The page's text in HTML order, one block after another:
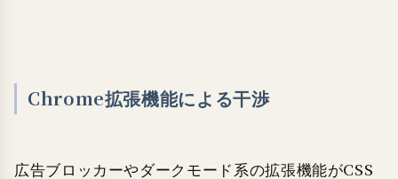
Chrome拡張機能による干渉
広告ブロッカーやダークモード系の拡張機能がCSS